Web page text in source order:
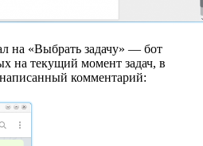
на «Выбрать задачу» — бот
на текущий момент задач, в
комментарий: